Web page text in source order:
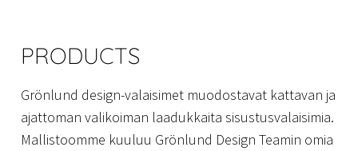
PRODUCTS
Grönlund design-valaisimet muodostavat kattavan ja
ajattoman valikoiman laadukkaita sisustusvalaisimia.
Mallistoomme kuuluu Grönlund Design Teamin omia